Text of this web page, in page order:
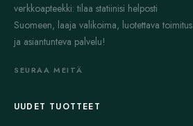
verkkoapteekki: tilaa statiinisi helposti
Suomeen, laaja valikoima, luotettava toimitus
ja asiantunteva palvelu!
SEURAA MEITÄ
UUDET TUOTTEET